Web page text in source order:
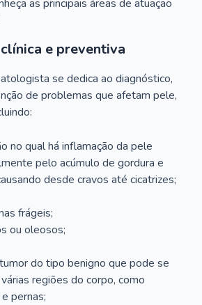
as principais áreas de atuação
e preventiva
se dedica ao diagnóstico,
de problemas que afetam pele,
no qual há inflamação da pele
pelo acúmulo de gordura e
desde cravos até cicatrizes;
frágeis;
ou oleosos;
do tipo benigno que pode se
regiões do corpo, como
pernas;